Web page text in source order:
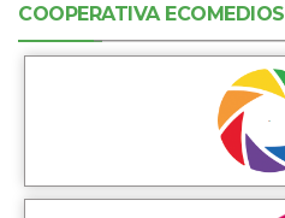
COOPERATIVA ECOMEDIOS